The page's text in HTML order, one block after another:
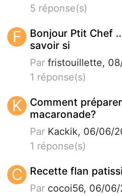
5 réponse(s)
F
Bonjour Ptit Chef
savoir si
Par fristouillette,
1 réponse(s)
K
Comment
macaronade?
Par Kackik, 06/06/
1 réponse(s)
C Recette flan
Par cocoi56, 06/06/